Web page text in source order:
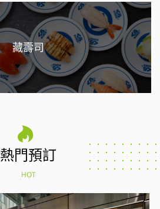
藏壽司
熱門預訂
HOT